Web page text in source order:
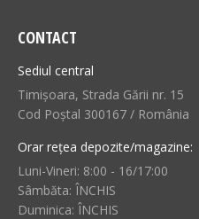
CONTACT
Sediul central
Timișoara, Strada Gării nr. 15
Cod Poștal 300167 / România
Orar rețea depozite/magazine:
Luni-Vineri: 8:00 - 16/17:00
Sâmbăta: ÎNCHIS
Duminica: ÎNCHIS